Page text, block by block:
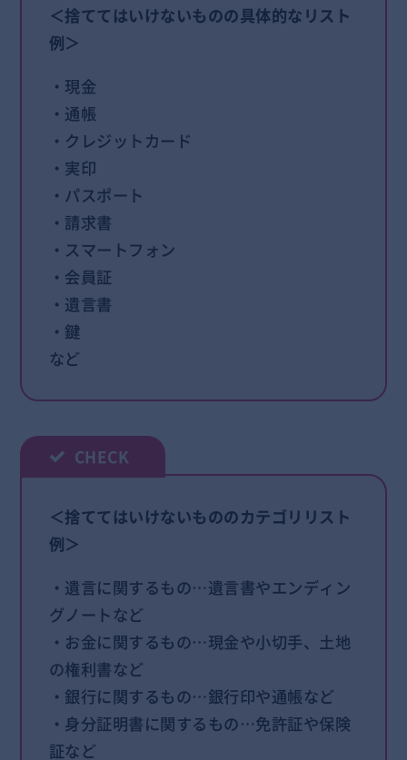
＜捨ててはいけないものの具体的なリスト
例＞
・現金
・通帳
・クレジットカード
・実印
・パスポート
・請求書
・スマートフォン
・会員証
・遺言書
・鍵
など
＜捨ててはいけないもののカテゴリリスト
例＞
・遺言に関するもの…遺言書やエンディン
グノートなど
・お金に関するもの…現金や小切手、土地
の権利書など
・銀行に関するもの…銀行印や通帳など
・身分証明書に関するもの…免許証や保険
証など